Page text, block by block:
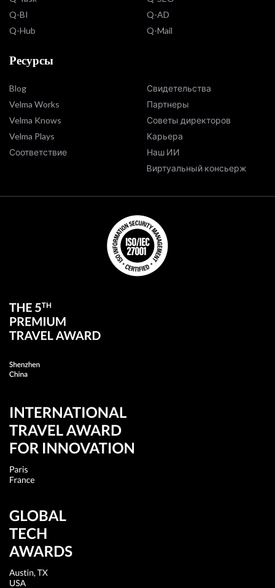
Q-BI
Q-Hub
Q-AD
Q-Mail
Ресурсы
Blog
Velma Works
Velma Knows
Velma Plays
Соответствие
Свидетельства
Партнеры
Советы директоров
Карьера
Наш ИИ
Bиртуальный консьерж